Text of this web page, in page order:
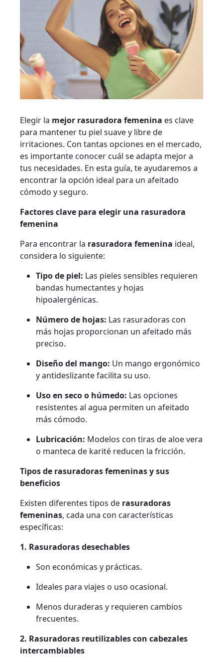
Elegir la mejor rasuradora femenina es clave
para mantener tu piel suave y libre de
irritaciones. Con tantas opciones en el mercado,
es importante conocer cuál se adapta mejor a
tus necesidades. En esta guía, te ayudaremos a
encontrar la opción ideal para un afeitado
cómodo y seguro.
Factores clave para elegir una rasuradora
femenina
Para encontrar la rasuradora femenina ideal,
considera lo siguiente:
Tipo de piel: Las pieles sensibles requieren
bandas humectantes y hojas
hipoalergénicas.
Número de hojas: Las rasuradoras con
más hojas proporcionan un afeitado más
preciso.
Diseño del mango: Un mango ergonómico
y antideslizante facilita su uso.
Uso en seco o húmedo: Las opciones
resistentes al agua permiten un afeitado
más cómodo.
Lubricación: Modelos con tiras de aloe vera
o manteca de karité reducen la fricción.
Tipos de rasuradoras femeninas y sus
beneficios
Existen diferentes tipos de rasuradoras
femeninas, cada una con características
específicas:
1. Rasuradoras desechables
Son económicas y prácticas.
Ideales para viajes o uso ocasional.
Menos duraderas y requieren cambios
frecuentes.
2. Rasuradoras reutilizables con cabezales
intercambiables